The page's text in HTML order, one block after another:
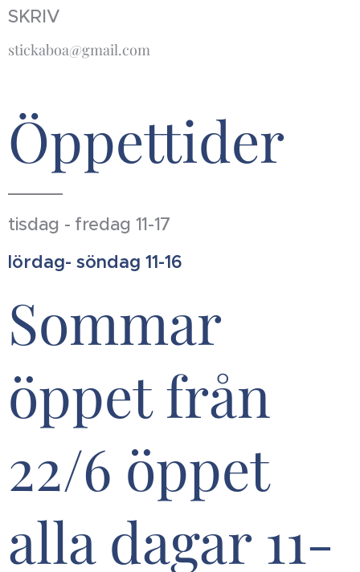
SKRIV
stickaboa@gmail.com
Öppettider
tisdag - fredag 11-17
lördag- söndag 11-16
Sommar
öppet från
22/6 öppet
alla dagar 11-